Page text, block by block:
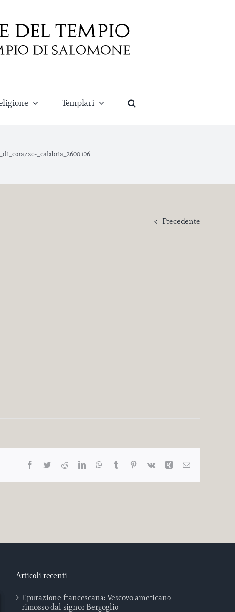
Templari
_calabria_2600106
Precedente
Facebook
TwitterRedditLinkedInWhatsApp
Tumblr Pinterest
Vk Xing Email
Articoli recenti
Epurazione francescana: Vescovo americano
rimosso dal signor Bergoglio